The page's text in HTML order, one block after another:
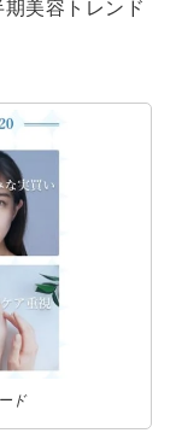
美容トレンド
ド